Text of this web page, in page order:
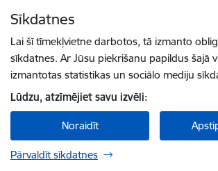
Sīkdatnes
Lai šī tīmekļvietne darbotos, tā izmanto
sīkdatnes. Ar Jūsu piekrišanu papildus šajā
izmantotas statistikas un sociālo mediju
Lūdzu, atzīmējiet savu izvēli:
Noraidīt
Pārvaldīt sīkdatnes